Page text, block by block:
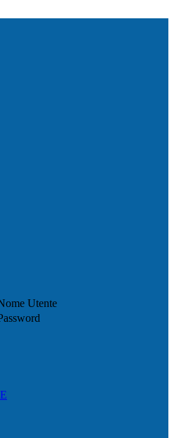
Utente